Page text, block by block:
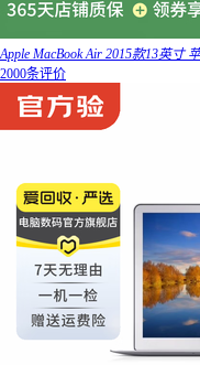
Apple MacBook Air 2015款13英寸
2000条评价